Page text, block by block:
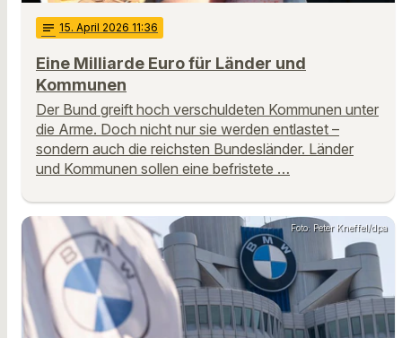
notes 15. April 2026 11:36
Eine Milliarde Euro für Länder und
Kommunen
Der Bund greift hoch verschuldeten Kommunen unter
die Arme. Doch nicht nur sie werden entlastet –
sondern auch die reichsten Bundesländer. Länder
und Kommunen sollen eine befristete …
Foto: Peter Kneffel/dpa